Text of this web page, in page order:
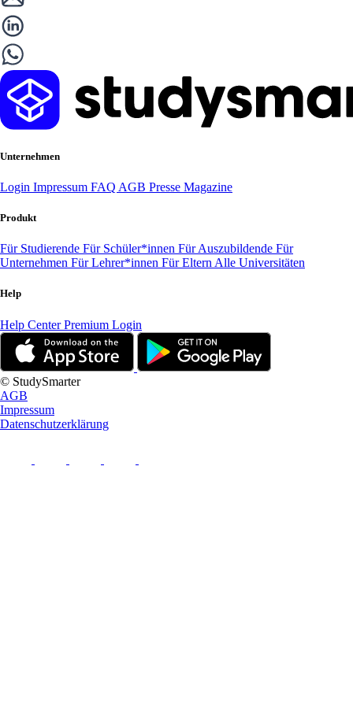
Unternehmen
Login Impressum FAQ AGB Presse Magazine
Produkt
Für Studierende Für Schüler*innen Für Auszubildende Für
Unternehmen Für Lehrer*innen Für Eltern Alle Universitäten
Help
Help CenterPremium Login
© StudySmarter
AGB
Impressum
Datenschutzerklärung